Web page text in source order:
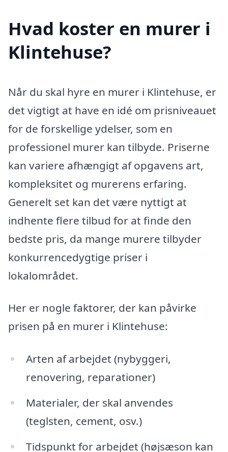
Hvad koster en murer i
Klintehuse?
Når du skal hyre en murer i Klintehuse, er
det vigtigt at have en idé om prisniveauet
for de forskellige ydelser, som en
professionel murer kan tilbyde. Priserne
kan variere afhængigt af opgavens art,
kompleksitet og murerens erfaring.
Generelt set kan det være nyttigt at
indhente flere tilbud for at finde den
bedste pris, da mange murere tilbyder
konkurrencedygtige priser i
lokalområdet.
Her er nogle faktorer, der kan påvirke
prisen på en murer i Klintehuse:
Arten af arbejdet (nybyggeri,
renovering, reparationer)
Materialer, der skal anvendes
(teglsten, cement, osv.)
Tidspunkt for arbejdet (højsæson kan